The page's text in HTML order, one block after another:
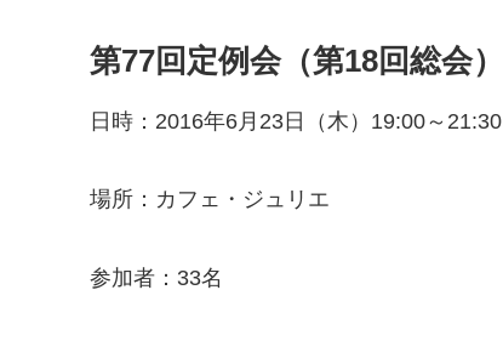
第77回定例会（第18回総会）
日時：2016年6月23日（木）19:00～21:30
場所：カフェ・ジュリエ
参加者：33名